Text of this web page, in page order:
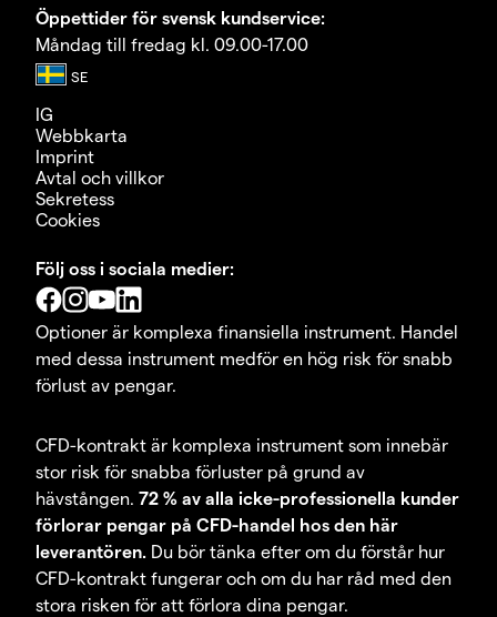
Öppettider för svensk kundservice:
Måndag till fredag kl. 09.00-17.00
IG
Webbkarta
Imprint
Avtal och villkor
Sekretess
Cookies
Följ oss i sociala medier:
Optioner är komplexa finansiella instrument. Handel
med dessa instrument medför en hög risk för snabb
förlust av pengar.
CFD-kontrakt är komplexa instrument som innebär
stor risk för snabba förluster på grund av
hävstången. 72 % av alla icke-professionella kunder
förlorar pengar på CFD-handel hos den här
leverantören. Du bör tänka efter om du förstår hur
CFD-kontrakt fungerar och om du har råd med den
stora risken för att förlora dina pengar.